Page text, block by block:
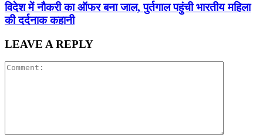
विदेश में नौकरी का ऑफर बना जाल, पुर्तगाल पहुंची भारतीय महिला
की दर्दनाक कहानी
LEAVE A REPLY